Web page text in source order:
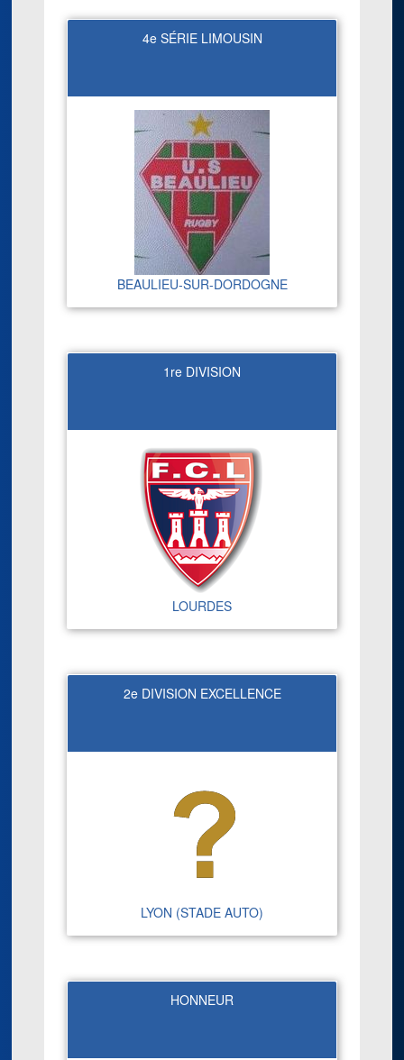
4e SÉRIE LIMOUSIN
BEAULIEU-SUR-DORDOGNE
1re DIVISION
LOURDES
2e DIVISION EXCELLENCE
LYON (STADE AUTO)
HONNEUR